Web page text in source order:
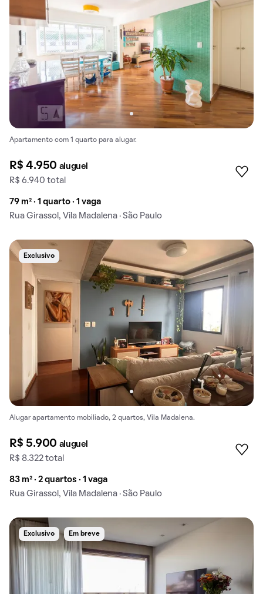
Apartamento com 1 quarto para alugar.
R$ 4.950 aluguel
R$ 6.940 total
79 m² · 1 quarto · 1 vaga
Rua Girassol, Vila Madalena · São Paulo
Exclusivo
Alugar apartamento mobiliado, 2 quartos, Vila Madalena.
R$ 5.900 aluguel
R$ 8.322 total
83 m² · 2 quartos · 1 vaga
Rua Girassol, Vila Madalena · São Paulo
Exclusivo Em breve